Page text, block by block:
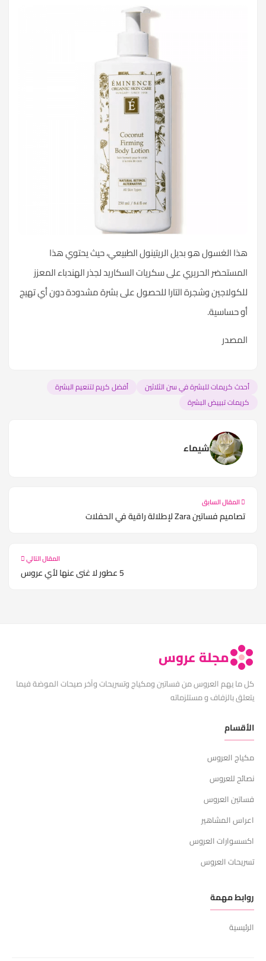
هذا الغسول هو بديل الريتينول الطبيعي، حيث يحتوي هذا
المستحضر الحريري على سكريات السكاريد لجذر الهندباء المعزز
للكولاجين وشجرة التارا للحصول على بشرة مشدودة دون أي تهيج
أو حساسية.
المصدر
أحدث كريمات للبشرة في سن الثلاثين
أفضل كريم لتنعيم البشرة
كريمات تبييض البشرة
شيماء
المقال السابق
تصاميم فساتين Zara لإطلالة راقية في الحفلات
المقال التالي
5 عطور لا غنى عنها لأي عروس
مجلة عروس
كل ما يهم العروس من فساتين ومكياج وتسريحات وآخر صيحات الموضة فيما
يتعلق بالزفاف و مستلزماته
الأقسام
مكياج العروس
نصائح للعروس
فساتين العروس
اعراس المشاهير
اكسسوارات العروس
تسريحات العروس
روابط مهمة
الرئيسية